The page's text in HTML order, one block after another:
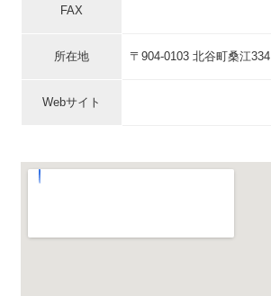
FAX
所在地 〒904-0103 北谷町桑江334
Webサイト